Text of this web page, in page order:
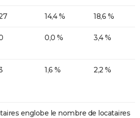
14,4 % 18,6 %
0,0 % 3,4 %
1,6 % 2,2 %
englobe le nombre de locataires